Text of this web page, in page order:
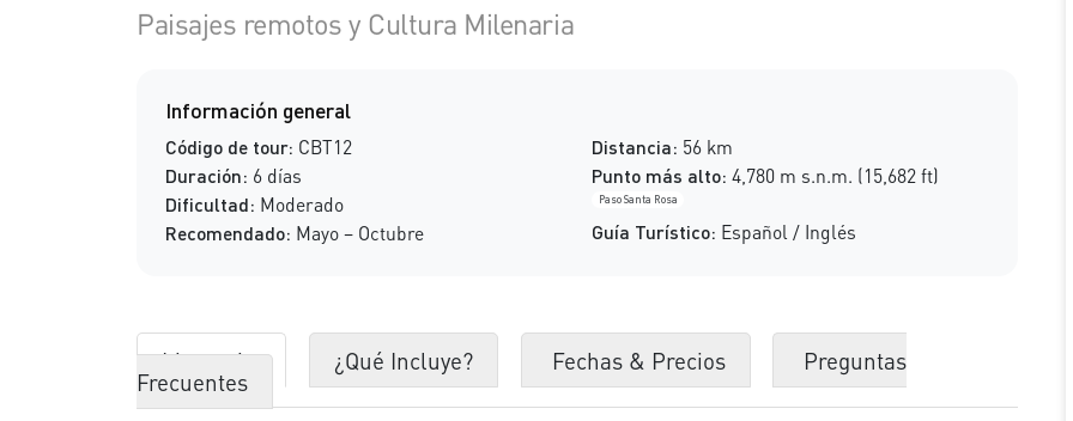
Paisajes remotos y Cultura Milenaria
Información general
Código de tour: CBT12
Duración: 6 días
Dificultad: Moderado
Recomendado: Mayo – Octubre
Distancia: 56 km
Punto más alto: 4,780 m s.n.m. (15,682 ft)
Paso Santa Rosa
Guía Turístico: Español / Inglés
Itinerario ¿Qué Incluye? Fechas & Precios Preguntas
Frecuentes